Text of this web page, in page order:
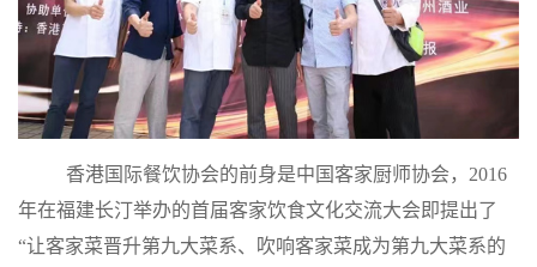
香港国际餐饮协会的前身是中国客家厨师协会，2016
年在福建长汀举办的首届客家饮食文化交流大会即提出了
“让客家菜晋升第九大菜系、吹响客家菜成为第九大菜系的